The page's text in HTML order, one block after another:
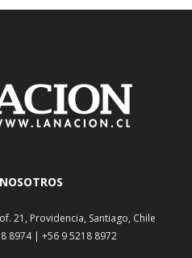
21, Providencia, Santiago, Chile
8974 | +56 9 5218 8972